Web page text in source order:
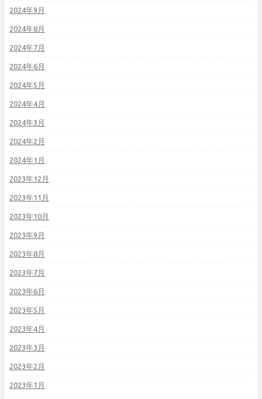
2024年9月
2024年8月
2024年7月
2024年6月
2024年5月
2024年4月
2024年3月
2024年2月
2024年1月
2023年12月
2023年11月
2023年10月
2023年9月
2023年8月
2023年7月
2023年6月
2023年5月
2023年4月
2023年3月
2023年2月
2023年1月